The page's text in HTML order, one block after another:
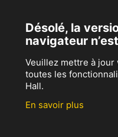
Désolé, la
navigateur
Veuillez mettre à
toutes les
Hall.
En savoir plus